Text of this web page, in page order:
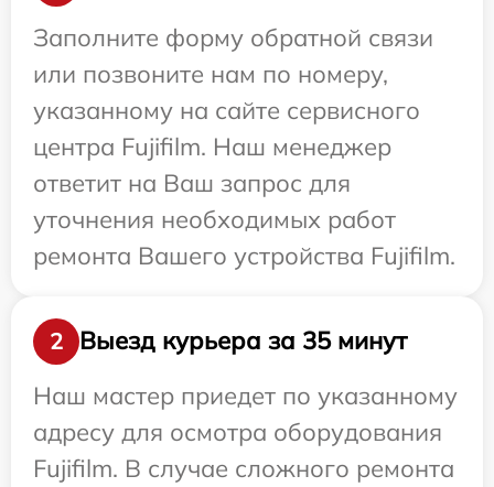
Заполните форму обратной связи
или позвоните нам по номеру,
указанному на сайте сервисного
центра Fujifilm. Наш менеджер
ответит на Ваш запрос для
уточнения необходимых работ
ремонта Вашего устройства Fujifilm.
2
Выезд курьера за 35 минут
Наш мастер приедет по указанному
адресу для осмотра оборудования
Fujifilm. В случае сложного ремонта